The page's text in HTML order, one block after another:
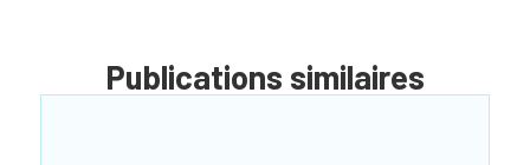
Publications similaires